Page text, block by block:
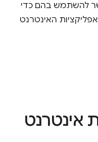
להשתמש בהם כדי
האינטרנט
אינטרנט